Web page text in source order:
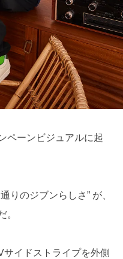
ペーンビジュアルに起
りのジブンらしさ” が、
。
イドストライプを外側